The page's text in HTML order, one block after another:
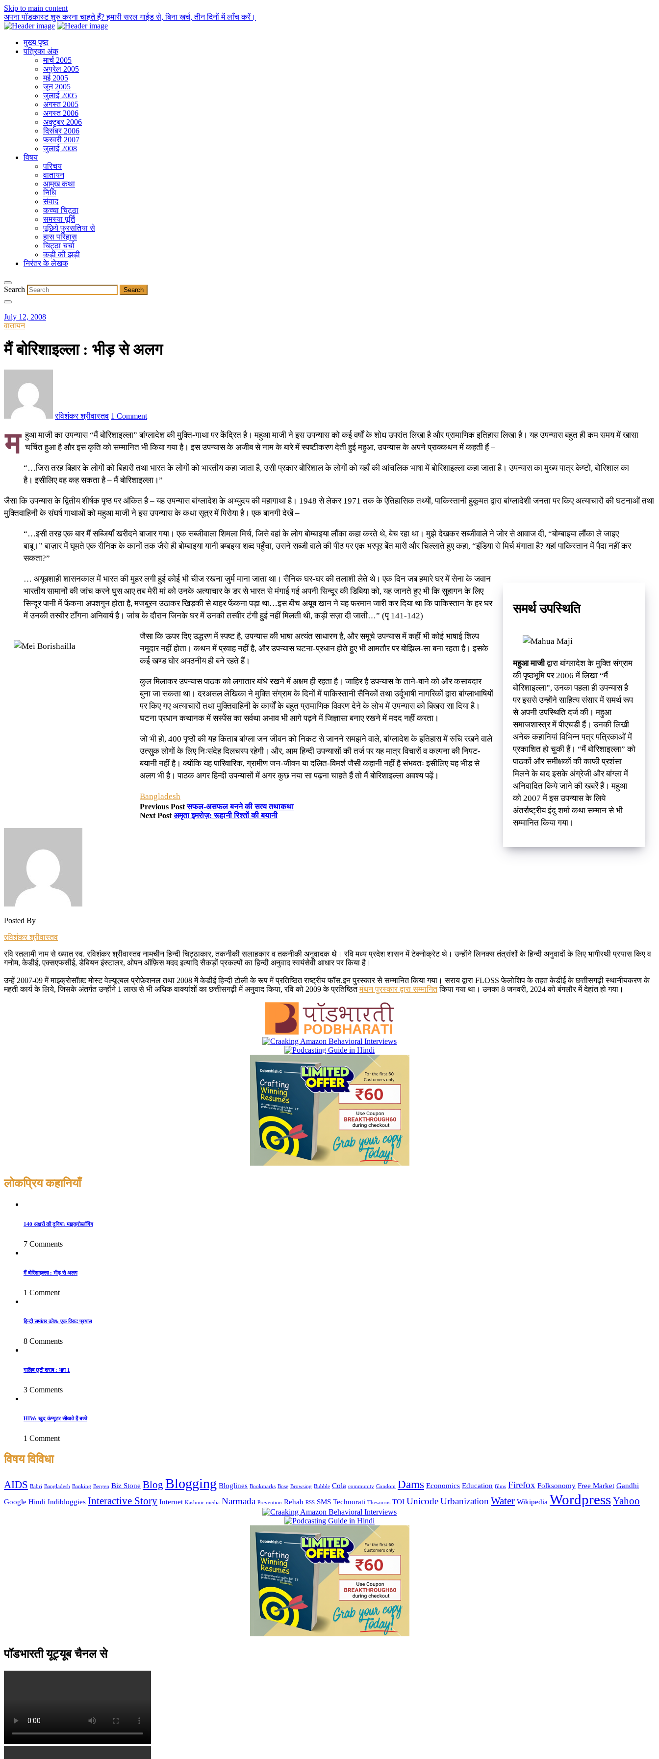
Skip to main content
अपना पॉडकास्ट शुरु करना चाहते हैं? हमारी सरल गाईड से, बिना खर्च, तीन दिनों में लाँच करें।
मुख्य पृष्ठ
पत्रिका अंक
मार्च 2005
अप्रेल 2005
मई 2005
जून 2005
जुलाई 2005
अगस्त 2005
अगस्त 2006
अक्टुबर 2006
दिसंबर 2006
फरवरी 2007
जुलाई 2008
विषय
परिचय
वातायन
आमुख कथा
निधि
संवाद
कच्चा चिट्ठा
समस्या पूर्ति
पूछिये फुरसतिया से
हास परिहास
चिट्ठा चर्चा
कड़ी की झड़ी
निरंतर के लेखक
Search
July 12, 2008
वातायन
मैं बोरिशाइल्ला : भीड़ से अलग
रविशंकर श्रीवास्तव 1 Comment
म हुआ माजी का उपन्यास “मैं बोरिशाइल्ला” बांग्लादेश की मुक्ति-गाथा पर केंद्रित है। महुआ माजी ने इस उपन्यास को कई वर्षों के शोध उपरांत लिखा है और प्रामाणिक इतिहास लिखा है। यह उपन्यास बहुत ही कम समय में खासा
चर्चित हुआ है और इस कृति को सम्मानित भी किया गया है। इस उपन्यास के अजीब से नाम के बारे में स्पष्टीकरण देती हुई महुआ, उपन्यास के अपने प्राक्कथन में कहती हैं –
“…जिस तरह बिहार के लोगों को बिहारी तथा भारत के लोगों को भारतीय कहा जाता है, उसी प्रकार बोरिशाल के लोगों को यहाँ की आंचलिक भाषा में बोरिशाइल्ला कहा जाता है। उपन्यास का मुख्य पात्र केष्टो, बोरिशाल का
है। इसीलिए वह कह सकता है – मैं बोरिशाइल्ला।”
जैसा कि उपन्यास के द्वितीय शीर्षक पृष्ठ पर अंकित है – यह उपन्यास बांग्लादेश के अभ्युदय की महागाथा है। 1948 से लेकर 1971 तक के ऐतिहासिक तथ्यों, पाकिस्तानी हुकूमत द्वारा बांग्लादेशी जनता पर किए अत्याचारों की घटनाओं तथा
मुक्तिवाहिनी के संघर्ष गाथाओं को महुआ माजी ने इस उपन्यास के कथा सूत्र में पिरोया है। एक बानगी देखें –
“…इसी तरह एक बार मैं सब्जियाँ खरीदने बाजार गया। एक सब्जीवाला शिमला मिर्च, जिसे वहां के लोग बोम्बाइया लौंका कहा करते थे, बेच रहा था। मुझे देखकर सब्जीवाले ने जोर से आवाज दी, “बोम्बाइया लौंका ले जाइए
बाबू।” बाज़ार में घूमते एक सैनिक के कानों तक जैसे ही बोम्बाइया यानी बम्बइया शब्द पहुँचा, उसने सब्जी वाले की पीठ पर एक भरपूर बेंत मारी और चिल्लाते हुए कहा, “इंडिया से मिर्च मंगाता है? यहां पाकिस्तान में पैदा नहीं कर
सकता?”
समर्थ उपस्थिति
महुआ माजीद्वारा बांग्‍लादेश के मुक्ति संग्राम
की पृष्‍ठभूमि पर 2006 में लिखा “मैं
बोरिशाइल्ला”, उनका पहला ही उपन्‍यास है
पर इससे उन्होंने साहित्य संसार में समर्थ रूप
से अपनी उपस्थिति दर्ज की। महुआ
समाजशास्‍त्र में पीएचडी हैं। उनकी लिखी
अनेक कहानियां विभिन्‍न पत्र पत्रिकाओं में
प्रकाशित हो चुकी हैं। “मैं बोरिशाइल्‍ला” को
पाठकों और समीक्षकों की काफी प्रशंसा
मिलने के बाद इसके अंग्रेजी और बांग्ला में
अनिवादित किये जाने की खबरें हैं। महुआ
को 2007 में इस उपन्यास के लिये
अंतर्राष्ट्रीय इंदु शर्मा कथा सम्मान से भी
सम्मानित किया गया।
… अयूबशाही शासनकाल में भारत की मुहर लगी हुई कोई भी चीज रखना जुर्म माना जाता था। सैनिक घर-घर की तलाशी लेते थे। एक दिन जब हमारे घर में सेना के जवान
भारतीय सामानों की जांच करने घुस आए तब मेरी मां को उनके अत्याचार के डर से भारत से मंगाई गई अपनी सिन्दूर की डिबिया को, यह जानते हुए भी कि सुहागन के लिए
सिन्दूर पानी में फेंकना अपशगुन होता है, मजबूरन उठाकर खिड़की से बाहर फेंकना पड़ा था…इस बीच अयूब खान ने यह फरमान जारी कर दिया था कि पाकिस्तान के हर घर
में उनकी तस्वीर टाँगना अनिवार्य है। जांच के दौरान जिनके घर में उनकी तस्वीर टंगी हुई नहीं मिलती थी, कड़ी सज़ा दी जाती…” (पृ 141-142)
जैसा कि ऊपर दिए उद्धरण में स्पष्ट है, उपन्यास की भाषा अत्यंत साधारण है, और समूचे उपन्यास में कहीं भी कोई भाषाई शिल्प
नमूदार नहीं होता। कथन में प्रवाह नहीं है, और उपन्यास घटना-प्रधान होते हुए भी आमतौर पर बोझिल-सा बना रहता है। इसके
कई खण्ड घोर अपठनीय ही बने रहते हैं।
कुल मिलाकर उपन्यास पाठक को लगातार बांधे रखने में अक्षम ही रहता है। जाहिर है उपन्यास के ताने-बाने को और कसावदार
बुना जा सकता था। दरअसल लेखिका ने मुक्ति संग्राम के दिनों में पाकिस्तानी सैनिकों तथा उर्दूभाषी नागरिकों द्वारा बांग्लाभाषियों
पर किए गए अत्याचारों तथा मुक्तिवाहिनी के कार्यों के बहुत प्रामाणिक विवरण देने के लोभ में उपन्यास को बिखरा सा दिया है।
घटना प्रधान कथानक में सस्पेंस का सर्वथा अभाव भी आगे पढ़ने में जिज्ञासा बनाए रखने में मदद नहीं करता।
जो भी हो, 400 पृष्ठों की यह किताब बांग्ला जन जीवन को निकट से जानने समझने वाले, बांग्लादेश के इतिहास में रुचि रखने वाले
उत्सुक लोगों के लिए निःसंदेह दिलचस्प रहेगी। और, आम हिन्दी उपन्यासों की तर्ज पर यह मात्र विचारों व कल्पना की निपट-
बयानी नहीं है। क्योंकि यह पारिवारिक, ग्रामीण जन-जीवन या दलित-विमर्श जैसी कहानी नहीं है संभवतः इसीलिए यह भीड़ से
अलग भी है। पाठक अगर हिन्दी उपन्यासों में अगर कुछ नया सा पढ़ना चाहते हैं तो मैं बोरिशाइल्ला अवश्य पढ़ें।
Bangladesh
Previous Post सफल-असफल बनने की सत्य तथाकथा
Next Post अमृता इमरोज़: रूहानी रिश्तों की बयानी
Posted By
रविशंकर श्रीवास्तव
रवि रतलामी नाम से ख्यात स्व. रविशंकर श्रीवास्तव नामचीन हिन्दी चिट्ठाकार, तकनीकी सलाहकार व तकनीकी अनुवादक थे। रवि मध्य प्रदेश शासन में टेक्नोक्रेट थे। उन्होंने लिनक्स तंत्रांशों के हिन्दी अनुवादों के लिए भागीरथी प्रयास किए व
गनोम, केडीई, एक्सएफसीई, डेबियन इंस्टालर, ओपन ऑफ़िस मदद इत्यादि सैकड़ों प्रकल्पों का हिन्दी अनुवाद स्वयंसेवी आधार पर किया है।
उन्हें 2007-09 में माइक्रोसॉफ़्ट मोस्ट वेल्यूएबल प्रोफ़ेशनल तथा 2008 में केडीई हिन्दी टोली के रूप में प्रतिष्ठित राष्ट्रीय फॉस.इन पुरस्कार से सम्मानित किया गया। सराय द्वारा FLOSS फेलोशिप के तहत केडीई के छत्तीसगढ़ी स्थानीयकरण के
महती कार्य के लिये, जिसके अंतर्गत उन्होंने 1 लाख से भी अधिक वाक्यांशों का छत्तीसगढ़ी में अनुवाद किया, रवि को 2009 के प्रतिष्ठितमंथन पुरस्कार द्वारा सम्मानितकिया गया था। उनका 8 जनवरी, 2024 को बंगलौर में देहांत हो गया।
लोकप्रिय कहानियाँ
140 अक्षरों की दुनिया: माइक्रोब्लॉगिंग
7 Comments
मैं बोरिशाइल्ला : भीड़ से अलग
1 Comment
हिन्दी समांतर कोश: एक विराट प्रयास
8 Comments
गालिब छुटी शराब : भाग 1
3 Comments
HIW: खुद कंप्यूटर सीखते हैं बच्चे
1 Comment
विषय विविधा
AIDS Babri Bangladesh Banking Bergen Biz Stone Blog Blogging Bloglines Bookmarks Bose Browsing Bubble Cola community Condom Dams Economics Education films Firefox Folksonomy Free Market Gandhi
Google Hindi Indibloggies Interactive Story Internet Kashmir media Narmada Prevention Rehab RSS SMS Technorati Thesaurus TOI UnicodeUrbanization Water Wikipedia WordpressYahoo
पॉडभारती यूट्यूब चैनल से